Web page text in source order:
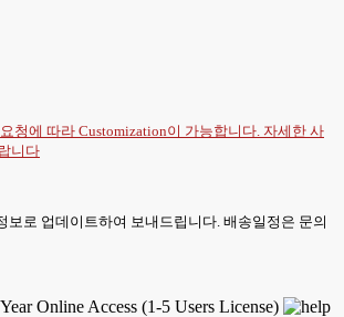
청에 따라 Customization이 가능합니다. 자세한 사
니다
보로 업데이트하여 보내드립니다. 배송일정은 문의
Online Access (1-5 Users License)